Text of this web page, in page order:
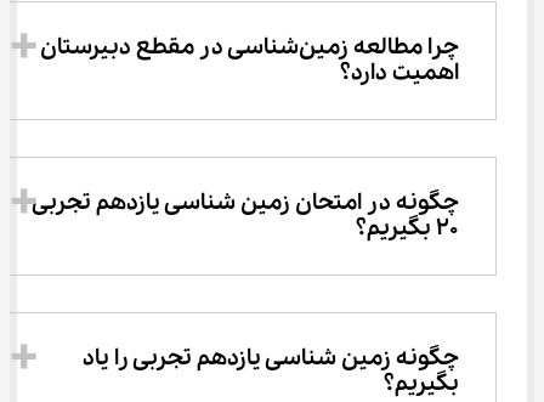
چرا مطالعه زمین‌شناسی در مقطع دبیرستان
اهمیت دارد؟
چگونه در امتحان زمین شناسی یازدهم تجربی
20 بگیریم؟
چگونه زمین شناسی یازدهم تجربی را یاد
بگیریم؟